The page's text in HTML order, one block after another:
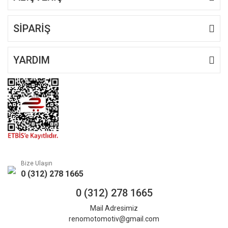
SİPARİŞ
YARDIM
Bize Ulaşın
0 (312) 278 1665
0 (312) 278 1665
Mail Adresimiz
renomotomotiv@gmail.com